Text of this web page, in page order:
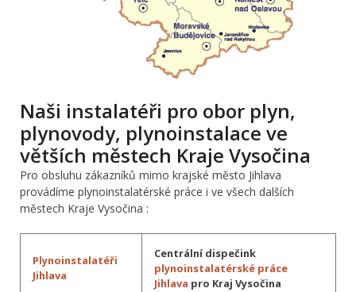
Naši instalatéři pro obor plyn,
plynovody, plynoinstalace ve
větších městech Kraje Vysočina
Pro obsluhu zákazníků mimo krajské město Jihlava
provádíme plynoinstalatérské práce i ve všech dalších
městech Kraje Vysočina :
Plynoinstalatéři
Jihlava
Centrální dispečink
plynoinstalatérské práce
Jihlava pro Kraj Vysočina